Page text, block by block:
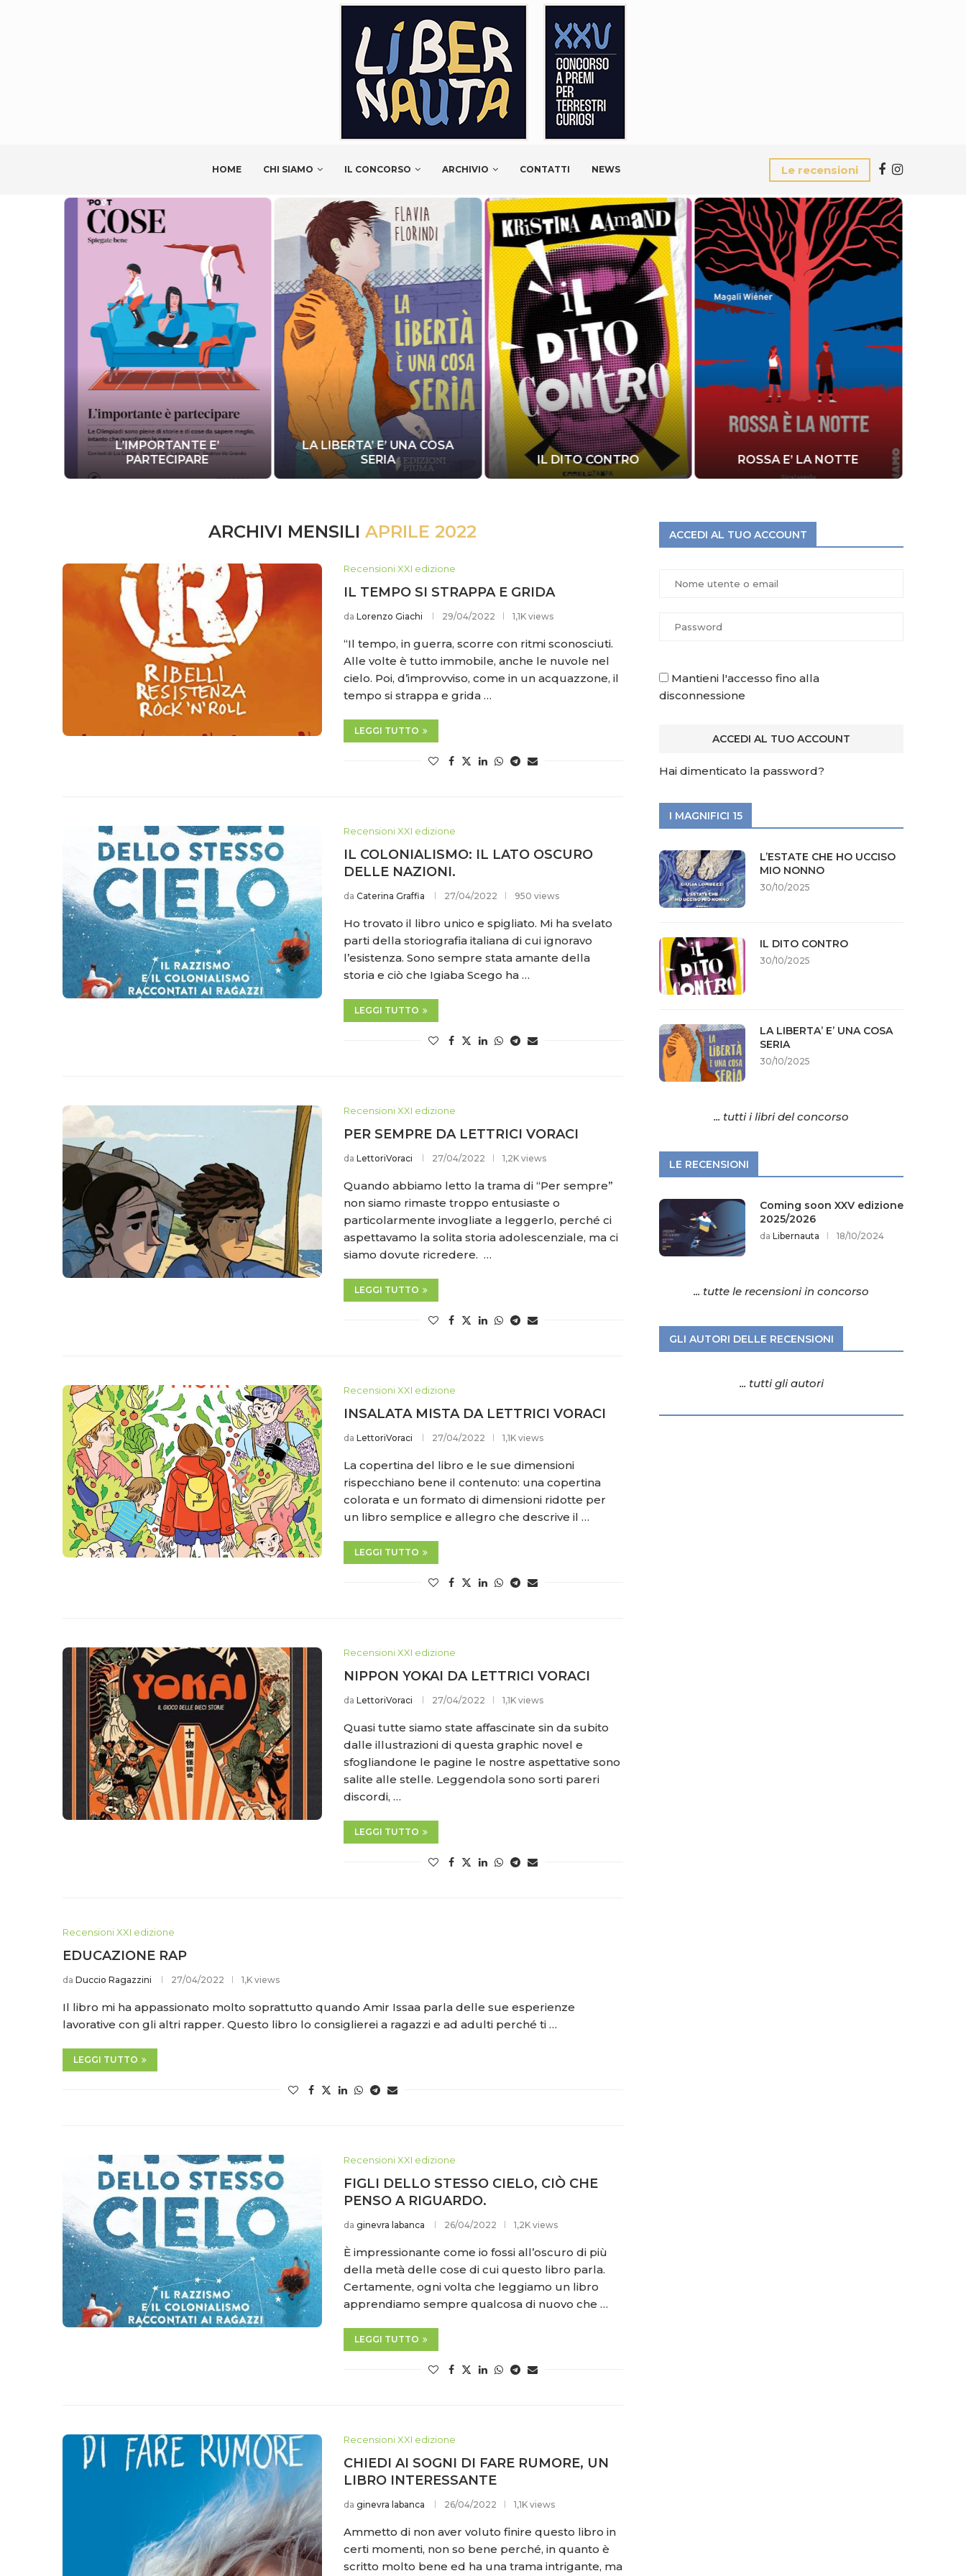
HOME CHI SIAMO IL CONCORSO ARCHIVIO CONTATTI NEWS Le recensioni
L’IMPORTANTE E’
PARTECIPARE
LA LIBERTA’ E’ UNA COSA
SERIA
IL DITO CONTRO ROSSA E’ LA NOTTE
ARCHIVI MENSILIAPRILE 2022
Recensioni XXI edizione
IL TEMPO SI STRAPPA E GRIDA
da Lorenzo Giachi 29/04/2022 1,1K views
“Il tempo, in guerra, scorre con ritmi sconosciuti.
Alle volte è tutto immobile, anche le nuvole nel
cielo. Poi, d’improvviso, come in un acquazzone, il
tempo si strappa e grida …
LEGGI TUTTO
Recensioni XXI edizione
IL COLONIALISMO: IL LATO OSCURO
DELLE NAZIONI.
da Caterina Graffia 27/04/2022 950 views
Ho trovato il libro unico e spigliato. Mi ha svelato
parti della storiografia italiana di cui ignoravo
l’esistenza. Sono sempre stata amante della
storia e ciò che Igiaba Scego ha …
LEGGI TUTTO
Recensioni XXI edizione
PER SEMPRE DA LETTRICI VORACI
da LettoriVoraci 27/04/2022 1,2K views
Quando abbiamo letto la trama di “Per sempre”
non siamo rimaste troppo entusiaste o
particolarmente invogliate a leggerlo, perché ci
aspettavamo la solita storia adolescenziale, ma ci
siamo dovute ricredere. …
LEGGI TUTTO
Recensioni XXI edizione
INSALATA MISTA DA LETTRICI VORACI
da LettoriVoraci 27/04/2022 1,1K views
La copertina del libro e le sue dimensioni
rispecchiano bene il contenuto: una copertina
colorata e un formato di dimensioni ridotte per
un libro semplice e allegro che descrive il …
LEGGI TUTTO
Recensioni XXI edizione
NIPPON YOKAI DA LETTRICI VORACI
da LettoriVoraci 27/04/2022 1,1K views
Quasi tutte siamo state affascinate sin da subito
dalle illustrazioni di questa graphic novel e
sfogliandone le pagine le nostre aspettative sono
salite alle stelle. Leggendola sono sorti pareri
discordi, …
LEGGI TUTTO
Recensioni XXI edizione
EDUCAZIONE RAP
da Duccio Ragazzini 27/04/2022 1,K views
Il libro mi ha appassionato molto soprattutto quando Amir Issaa parla delle sue esperienze
lavorative con gli altri rapper. Questo libro lo consiglierei a ragazzi e ad adulti perché ti …
LEGGI TUTTO
Recensioni XXI edizione
FIGLI DELLO STESSO CIELO, CIÒ CHE
PENSO A RIGUARDO.
da ginevra labanca 26/04/2022 1,2K views
È impressionante come io fossi all’oscuro di più
della metà delle cose di cui questo libro parla.
Certamente, ogni volta che leggiamo un libro
apprendiamo sempre qualcosa di nuovo che …
LEGGI TUTTO
Recensioni XXI edizione
CHIEDI AI SOGNI DI FARE RUMORE, UN
LIBRO INTERESSANTE
da ginevra labanca 26/04/2022 1,1K views
Ammetto di non aver voluto finire questo libro in
certi momenti, non so bene perché, in quanto è
scritto molto bene ed ha una trama intrigante, ma
ACCEDI AL TUO ACCOUNT
Mantieni l'accesso fino alla
disconnessione
Hai dimenticato la password?
I MAGNIFICI 15
L’ESTATE CHE HO UCCISO
MIO NONNO
30/10/2025
IL DITO CONTRO
30/10/2025
LA LIBERTA’ E’ UNA COSA
SERIA
30/10/2025
... tutti i libri del concorso
LE RECENSIONI
Coming soon XXV edizione
2025/2026
da Libernauta 18/10/2024
... tutte le recensioni in concorso
GLI AUTORI DELLE RECENSIONI
... tutti gli autori